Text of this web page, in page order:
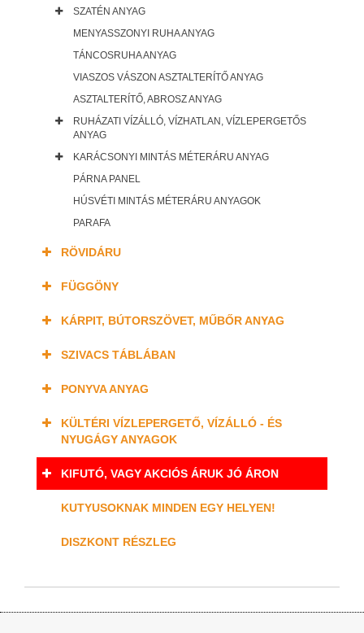
SZATÉN ANYAG
MENYASSZONYI RUHA ANYAG
TÁNCOSRUHA ANYAG
VIASZOS VÁSZON ASZTALTERÍTŐ ANYAG
ASZTALTERÍTŐ, ABROSZ ANYAG
RUHÁZATI VÍZÁLLÓ, VÍZHATLAN, VÍZLEPERGETŐS
ANYAG
KARÁCSONYI MINTÁS MÉTERÁRU ANYAG
PÁRNA PANEL
HÚSVÉTI MINTÁS MÉTERÁRU ANYAGOK
PARAFA
RÖVIDÁRU
FÜGGÖNY
KÁRPIT, BÚTORSZÖVET, MŰBŐR ANYAG
SZIVACS TÁBLÁBAN
PONYVA ANYAG
KÜLTÉRI VÍZLEPERGETŐ, VÍZÁLLÓ - ÉS
NYUGÁGY ANYAGOK
KIFUTÓ, VAGY AKCIÓS ÁRUK JÓ ÁRON
KUTYUSOKNAK MINDEN EGY HELYEN!
DISZKONT RÉSZLEG